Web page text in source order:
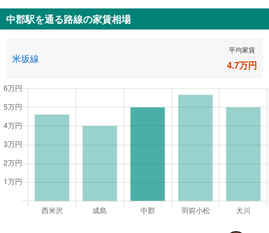
中郡駅を通る路線の家賃相場
米坂線
平均家賃
4.7万円